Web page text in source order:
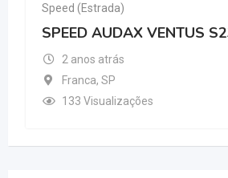
Speed (Estrada)
SPEED AUDAX VENTUS
2 anos atrás
Franca, SP
133 Visualizações